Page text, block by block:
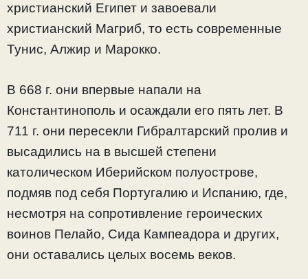
христианский Египет и завоевали
христианский Магриб, то есть современные
Тунис, Алжир и Марокко.
В 668 г. они впервые напали на
Константинополь и осаждали его пять лет. В
711 г. они пересекли Гибралтарский пролив и
высадились на в высшей степени
католическом Иберийском полуострове,
подмяв под себя Португалию и Испанию, где,
несмотря на сопротивление героических
воинов Пелайо, Сида Кампеадора и других,
они оставались целых восемь веков.